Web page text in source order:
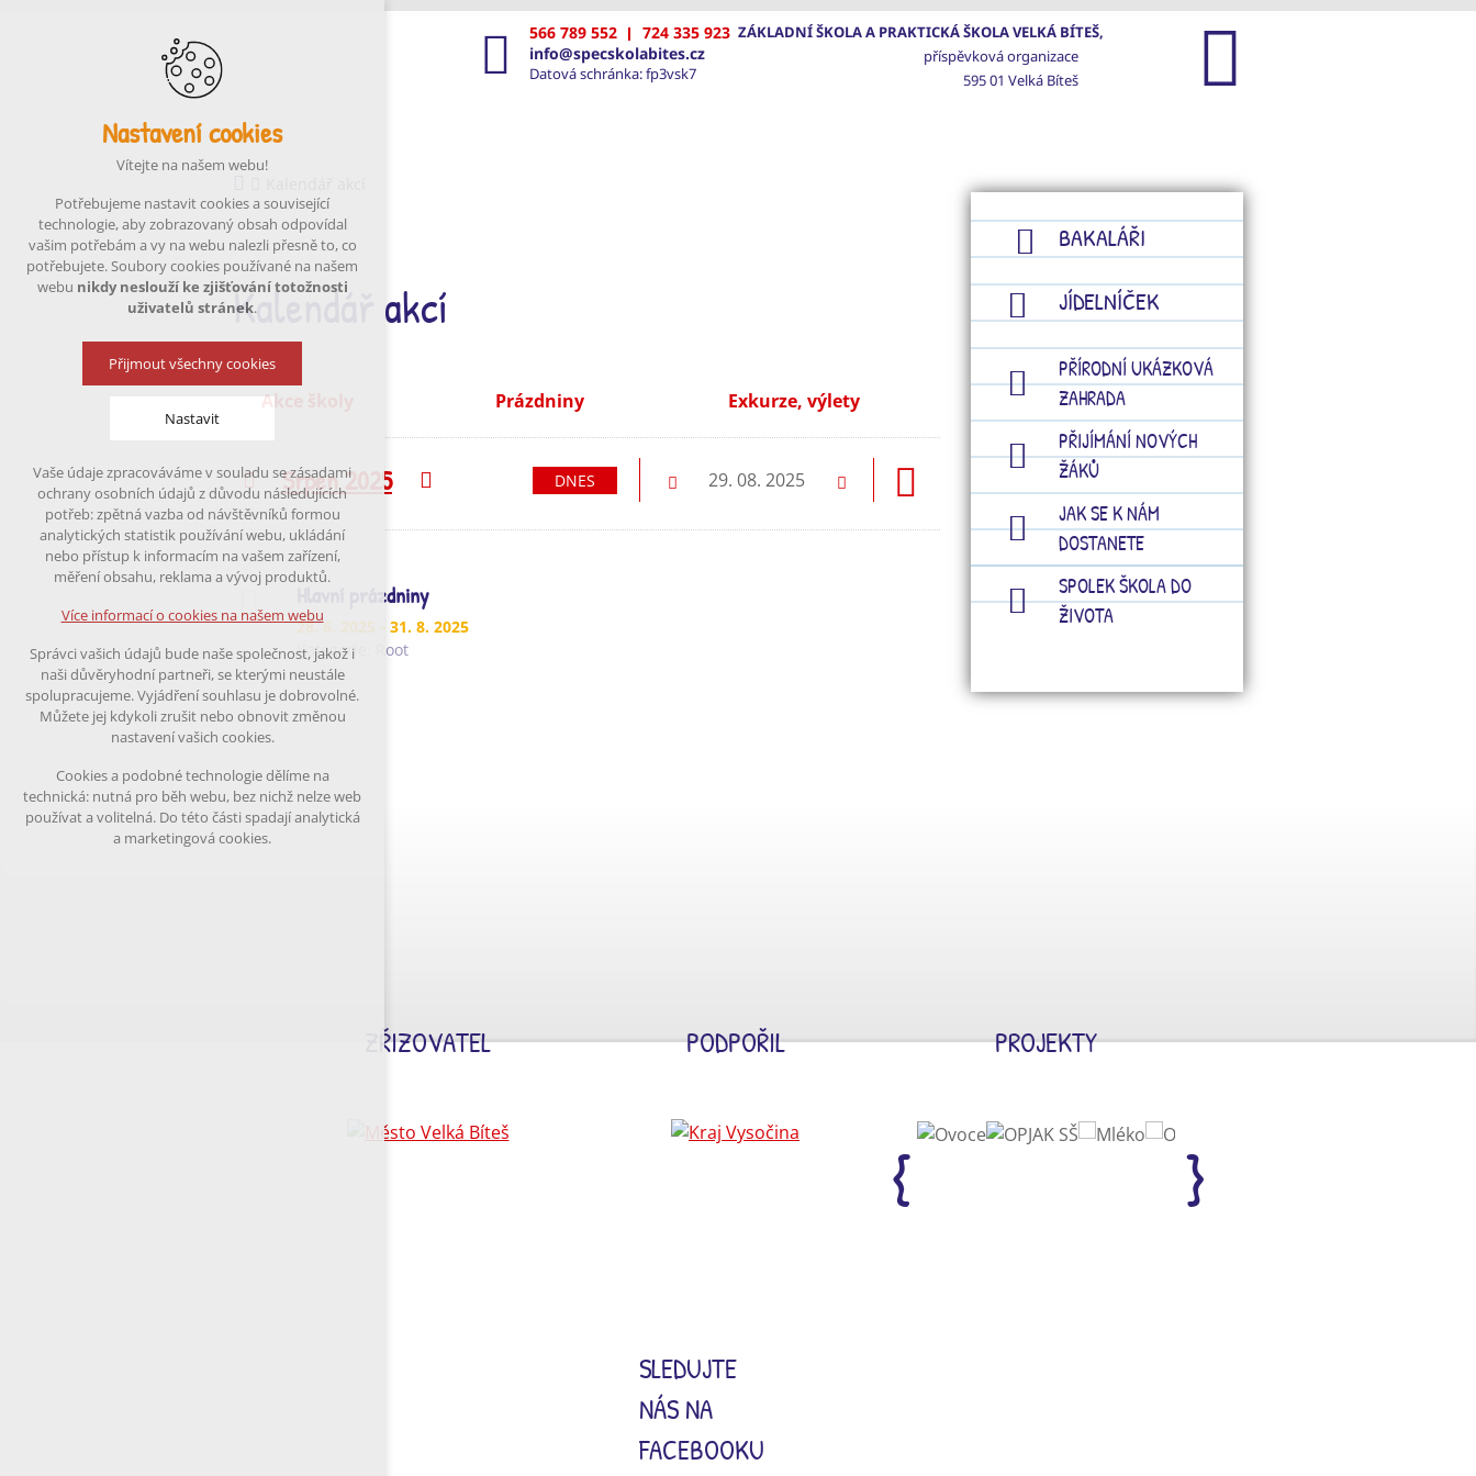
566 789 552
724 335 923
info@specskolabites.cz
Datová schránka: fp3vsk7
ZÁKLADNÍ ŠKOLA A PRAKTICKÁ ŠKOLA VELKÁ BÍTEŠ,
příspěvková organizace
595 01 Velká Bíteš
Kalendář akcí
Akce školy Prázdniny Exkurze, výlety
Předchozí
Srpen 2025 DNES Předchozí
29. 08. 2025
Hlavní prázdniny
28. 6. 2025
- 31. 8. 2025
Kategorie:
Root
BAKALÁŘI
JÍDELNÍČEK
PŘÍRODNÍ UKÁZKOVÁ
ZAHRADA
PŘIJÍMÁNÍ NOVÝCH
ŽÁKŮ
JAK SE K NÁM
DOSTANETE
SPOLEK ŠKOLA DO
ŽIVOTA
ZŘIZOVATEL PODPOŘIL PROJEKTY
SLEDUJTE
NÁS NA
FACEBOOKU
Nastavení cookies
Vítejte na našem webu!
Potřebujeme nastavit cookies a související
technologie, aby zobrazovaný obsah odpovídal
vašim potřebám a vy na webu nalezli přesně to, co
potřebujete. Soubory cookies používané na našem
webu nikdy neslouží ke zjišťování totožnosti
uživatelů stránek.
Přijmout všechny cookies
Nastavit
Technická cookies
nutná pro provozování webu
udržení kontextu stránek (session):
případná přihlášení, volby jazyka, apod.
Volitelná cookies
analytická pro anonymizované vyhodnocení
návštěvnosti
marketingová cookies (Google)
Více informací o cookies na našem webu
Odmítnout vše
Vaše údaje zpracováváme v souladu se zásadami
ochrany osobních údajů z důvodu následujících
potřeb: zpětná vazba od návštěvníků formou
analytických statistik používání webu, ukládání
nebo přístup k informacím na vašem zařízení,
měření obsahu, reklama a vývoj produktů.
Více informací o cookies na našem webu
Správci vašich údajů bude naše společnost, jakož i
naši důvěryhodní partneři, se kterými neustále
spolupracujeme. Vyjádření souhlasu je dobrovolné.
Můžete jej kdykoli zrušit nebo obnovit změnou
nastavení vašich cookies.
Cookies a podobné technologie dělíme na
technická: nutná pro běh webu, bez nichž nelze web
používat a volitelná. Do této části spadají analytická
a marketingová cookies.